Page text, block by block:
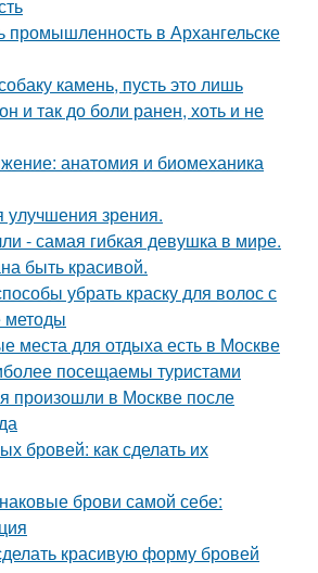
промышленность в Архангельске
камень, пусть это лишь
и так до боли ранен, хоть и не
анатомия и биомеханика
зрения.
- самая гибкая девушка в мире.
быть красивой.
убрать краску для волос с
методы
места для отдыха есть в Москве
посещаемы туристами
произошли в Москве после
бровей: как сделать их
брови самой себе:
красивую форму бровей